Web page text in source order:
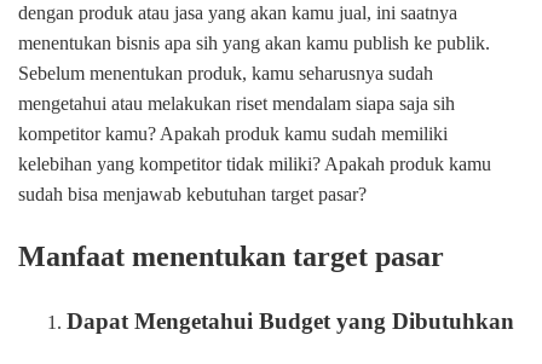
dengan produk atau jasa yang akan kamu jual, ini saatnya
menentukan bisnis apa sih yang akan kamu publish ke publik.
Sebelum menentukan produk, kamu seharusnya sudah
mengetahui atau melakukan riset mendalam siapa saja sih
kompetitor kamu? Apakah produk kamu sudah memiliki
kelebihan yang kompetitor tidak miliki? Apakah produk kamu
sudah bisa menjawab kebutuhan target pasar?
Manfaat menentukan target pasar
Dapat Mengetahui Budget yang Dibutuhkan